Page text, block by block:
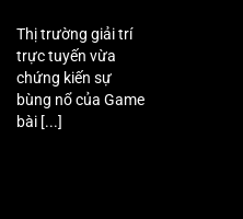
Thị trường giải trí
trực tuyến vừa
chứng kiến sự
bùng nổ của Game
bài [...]